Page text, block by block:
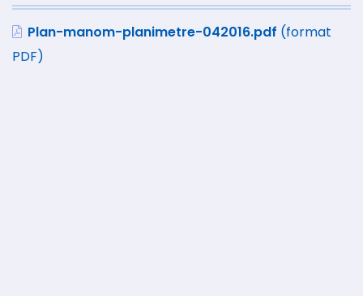
Plan-manom-planimetre-042016.pdf (format
PDF)